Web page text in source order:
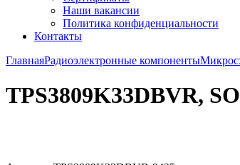
Наши вакансии
Политика конфиденциальности
Контакты
ГлавнаяРадиоэлектронные компоненты
TPS3809K33DBVR,